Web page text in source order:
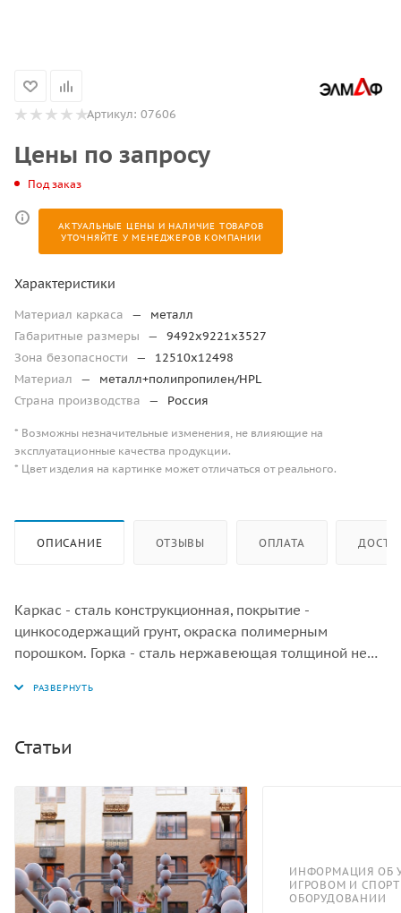
Артикул: 07606
Цены по запросу
Под заказ
АКТУАЛЬНЫЕ ЦЕНЫ И НАЛИЧИЕ ТОВАРОВ
УТОЧНЯЙТЕ У МЕНЕДЖЕРОВ КОМПАНИИ
Характеристики
Материал каркаса —
металл
Габаритные размеры
—
9492х9221х3527
Зона безопасности
—
12510х12498
Материал
—
металл+полипропилен/HPL
Страна производства
— Россия
* Возможны незначительные изменения, не влияющие на
эксплуатационные качества продукции.
* Цвет изделия на картинке может отличаться от реального.
ОПИСАНИЕ ОТЗЫВЫ ОПЛАТА
Каркас - сталь конструкционная, покрытие -
цинкосодержащий грунт, окраска полимерным
порошком. Горка - сталь нержавеющая толщиной не
швов. Панели - полипропилен/HPL. Канатные сети,
Зацепы для скалолазания - пескобетонный композит.
Статьи
ИНФОРМАЦИЯ ОБ
ИГРОВОМ И
ОБОРУДОВАНИИ